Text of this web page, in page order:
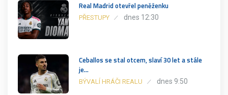
Real Madrid otevřel peněženku
PŘESTUPY dnes 12:30
Ceballos se stal otcem, slaví 30 let a stále
je…
BÝVALÍ HRÁČI REALU dnes 9:50